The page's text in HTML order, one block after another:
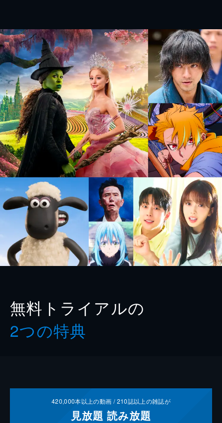
無料トライアルの
2つの特典
420,000本以上の動画 /210誌以上の雑誌が
見放題 読み放題